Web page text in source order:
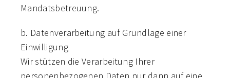
Mandatsbetreuung.
b. Datenverarbeitung auf Grundlage einer
Einwilligung
Wir stützen die Verarbeitung Ihrer
personenbezogenen Daten nur dann auf eine